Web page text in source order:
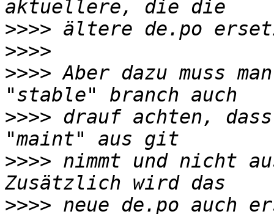
>>>>
>>>>
>>>> Aber dazu muss
>>>> drauf achten,
>>>> nimmt und nicht
>>>> neue de.po auch